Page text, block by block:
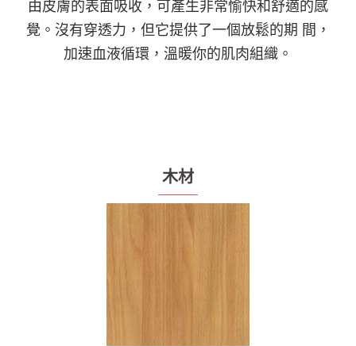
由皮膚的表面吸收，可產生非常愉快和舒適的感
覺。沒有穿透力，但它提供了一個放鬆的期 間，
加速血液循環，溫暖你的肌肉組織。
木材